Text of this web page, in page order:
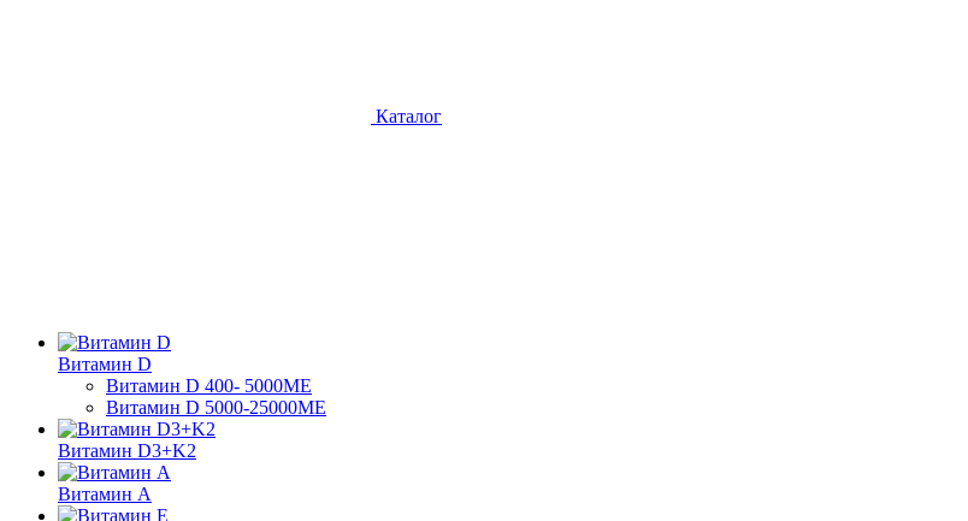
Каталог
Витамин D
Витамин D 400- 5000ME
Витамин D 5000-25000МЕ
Витамин D3+K2
Витамин А